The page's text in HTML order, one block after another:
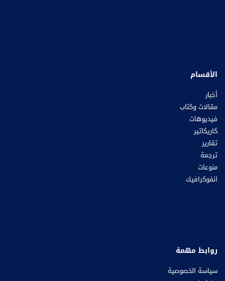
الأقسام
أخبار
مقالات وكتاب
فيديوهات
كاريكاتير
تقارير
ترجمة
منوعات
انفوكرافيك
روابط مهمة
سياسة الخصوصية